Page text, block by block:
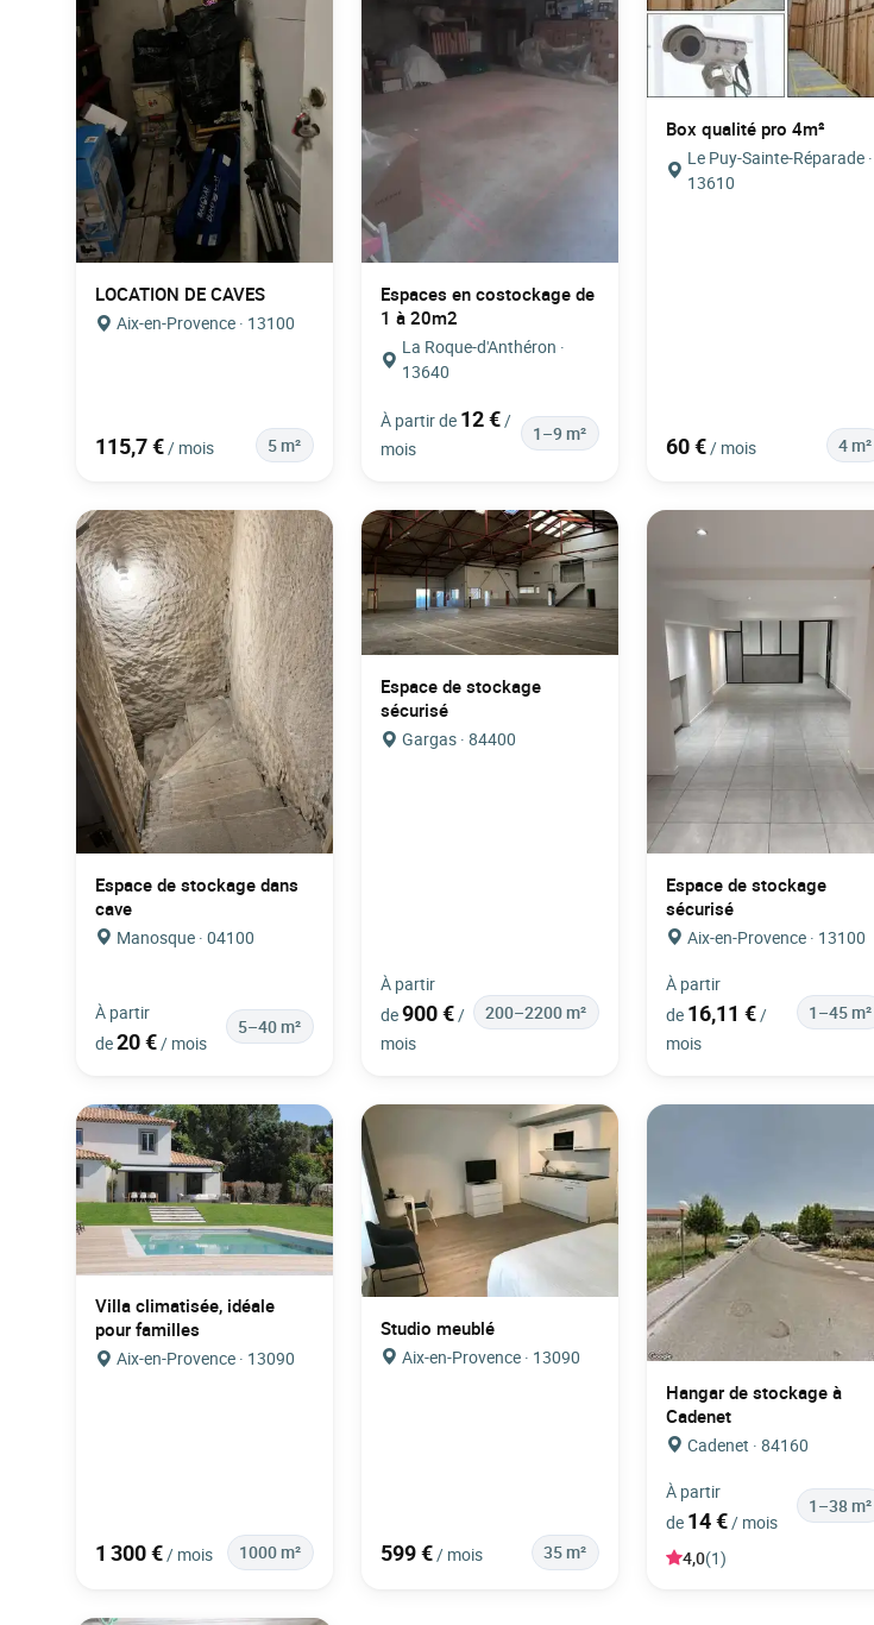
LOCATION DE CAVES
Aix-en-Provence · 13100
115,7 € / mois 5 m²
Espaces en costockage de
1 à 20m2
La Roque-d'Anthéron ·
13640
À partir de 12 €/
mois
1–9 m²
Box qualité pro 4m²
Le Puy-Sainte-Réparade ·
13610
60 € / mois 4 m²
Espace de stockage dans
cave
Manosque · 04100
À partir
de20 € / mois
5–40 m²
Espace de stockage
sécurisé
Gargas · 84400
À partir
de900 € /
mois
200–2200 m²
Espace de stockage
sécurisé
Aix-en-Provence · 13100
À partir
de 16,11 € /
mois
1–45 m²
Villa climatisée, idéale
pour familles
Aix-en-Provence · 13090
1 300 €/ mois 1000 m²
Studio meublé
Aix-en-Provence · 13090
599 €/ mois 35 m²
Hangar de stockage à
Cadenet
Cadenet · 84160
À partir
de 14 € / mois
1–38 m²
4,0(1)